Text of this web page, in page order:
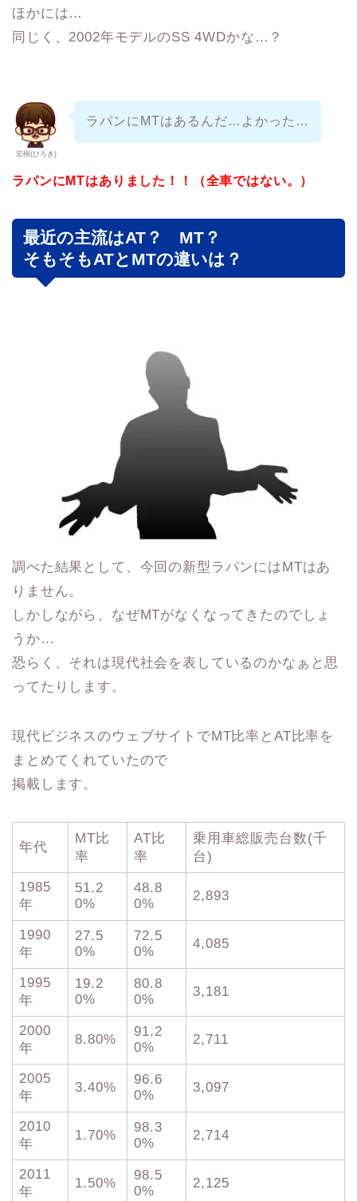
ほかには…
同じく、2002年モデルのSS 4WDかな…？
宏樹(ひろき)
ラパンにMTはあるんだ…よかった…
ラパンにMTはありました！！（全車ではない。）
最近の主流はAT？ MT？
そもそもATとMTの違いは？
調べた結果として、今回の新型ラパンにはMTはあ
りません。
しかしながら、なぜMTがなくなってきたのでしょ
うか…
恐らく、それは現代社会を表しているのかなぁと思
ってたりします。
現代ビジネスのウェブサイトでMT比率とAT比率を
まとめてくれていたので
掲載します。
年代
MT比
率
AT比
率
乗用車総販売台数(千
台)
1985
年
51.2
0%
48.8
0%
2,893
1990
年
27.5
0%
72.5
0%
4,085
1995
年
19.2
0%
80.8
0%
3,181
2000
年
8.80%
91.2
0%
2,711
2005
年
3.40%
96.6
0%
3,097
2010
年
1.70%
98.3
0%
2,714
2011
年
1.50%
98.5
0%
2,125